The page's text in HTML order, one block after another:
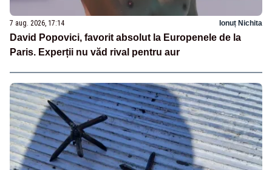
7 aug. 2026, 17:14 Ionuț Nichita
David Popovici, favorit absolut la Europenele de la
Paris. Experții nu văd rival pentru aur